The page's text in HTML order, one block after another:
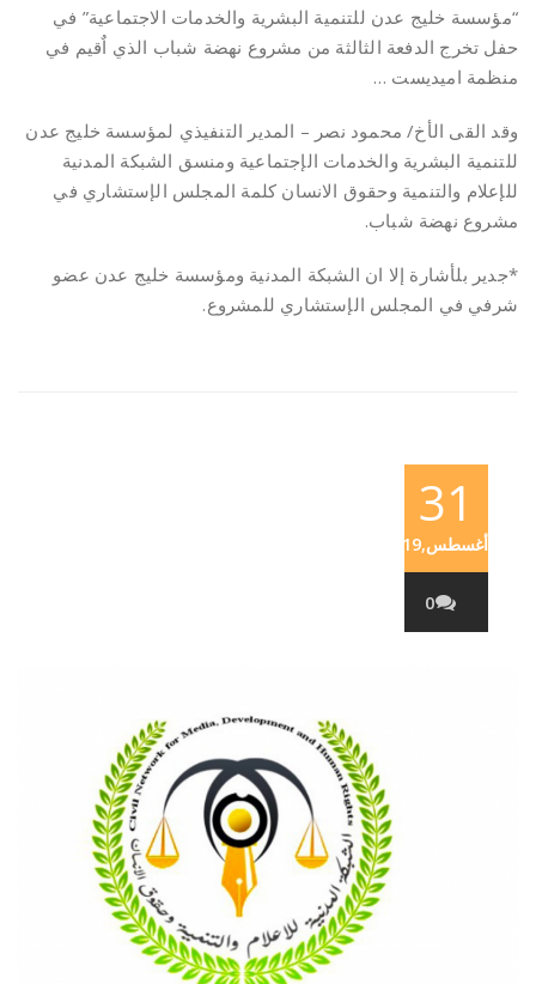
“مؤسسة خليج عدن للتنمية البشرية والخدمات الاجتماعية” في
حفل تخرج الدفعة الثالثة من مشروع نهضة شباب الذي اٌقيم في
منظمة اميديست …
وقد القى الأخ/ محمود نصر – المدير التنفيذي لمؤسسة خليج عدن
للتنمية البشرية والخدمات الإجتماعية ومنسق الشبكة المدنية
للإعلام والتنمية وحقوق الانسان كلمة المجلس الإستشاري في
مشروع نهضة شباب.
*جدير بلأشارة إلا ان الشبكة المدنية ومؤسسة خليج عدن عضو
شرفي في المجلس الإستشاري للمشروع.
31
أغسطس,2019
0